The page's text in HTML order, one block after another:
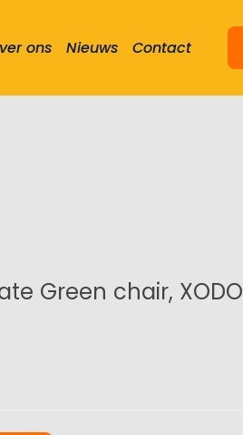
ons Nieuws Contact
Green chair, XODO